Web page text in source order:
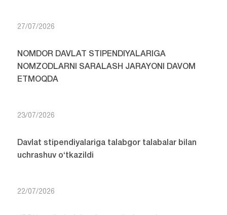
27/07/2026
NOMDOR DAVLAT STIPENDIYALARIGA
NOMZODLARNI SARALASH JARAYONI DAVOM
ETMOQDA
23/07/2026
Davlat stipendiyalariga talabgor talabalar bilan
uchrashuv o‘tkazildi
22/07/2026